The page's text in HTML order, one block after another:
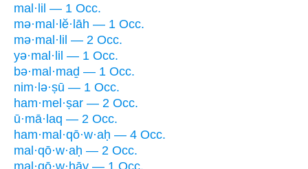
mal·lil — 1 Occ.
mə·mal·lĕ·lāh — 1 Occ.
mə·mal·lil — 2 Occ.
yə·mal·lil — 1 Occ.
bə·mal·maḏ — 1 Occ.
nim·lə·ṣū — 1 Occ.
ham·mel·ṣar — 2 Occ.
ū·mā·laq — 2 Occ.
ham·mal·qō·w·aḥ — 4 Occ.
mal·qō·w·aḥ — 2 Occ.
mal·qō·w·ḥāy — 1 Occ.